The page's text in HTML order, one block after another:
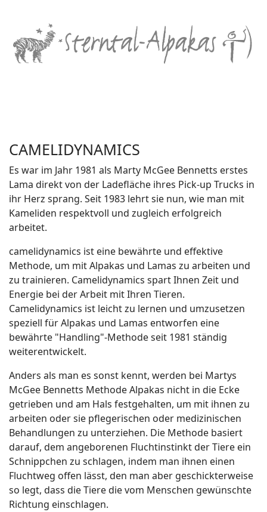
CAMELIDYNAMICS
Es war im Jahr 1981 als Marty McGee Bennetts erstes
Lama direkt von der Ladefläche ihres Pick-up Trucks in
ihr Herz sprang. Seit 1983 lehrt sie nun, wie man mit
Kameliden respektvoll und zugleich erfolgreich
arbeitet.
camelidynamics ist eine bewährte und effektive
Methode, um mit Alpakas und Lamas zu arbeiten und
zu trainieren. Camelidynamics spart Ihnen Zeit und
Energie bei der Arbeit mit Ihren Tieren.
Camelidynamics ist leicht zu lernen und umzusetzen
speziell für Alpakas und Lamas entworfen eine
bewährte "Handling"-Methode seit 1981 ständig
weiterentwickelt.
Anders als man es sonst kennt, werden bei Martys
McGee Bennetts Methode Alpakas nicht in die Ecke
getrieben und am Hals festgehalten, um mit ihnen zu
arbeiten oder sie pflegerischen oder medizinischen
Behandlungen zu unterziehen. Die Methode basiert
darauf, dem angeborenen Fluchtinstinkt der Tiere ein
Schnippchen zu schlagen, indem man ihnen einen
Fluchtweg offen lässt, den man aber geschickterweise
so legt, dass die Tiere die vom Menschen gewünschte
Richtung einschlagen.